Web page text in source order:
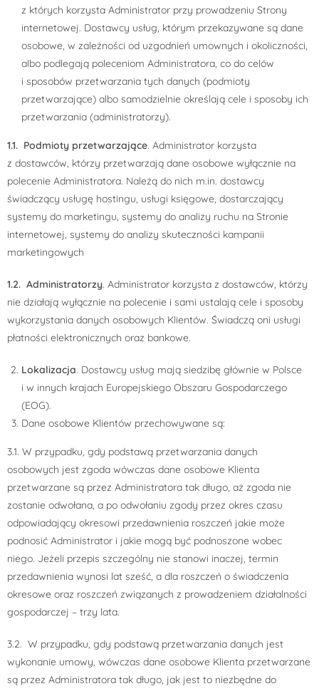
z których korzysta Administrator przy prowadzeniu Strony
internetowej. Dostawcy usług, którym przekazywane są dane
osobowe, w zależności od uzgodnień umownych i okoliczności,
albo podlegają poleceniom Administratora, co do celów
i sposobów przetwarzania tych danych (podmioty
przetwarzające) albo samodzielnie określają cele i sposoby ich
przetwarzania (administratorzy).
1.1. Podmioty przetwarzające. Administrator korzysta
z dostawców, którzy przetwarzają dane osobowe wyłącznie na
polecenie Administratora. Należą do nich m.in. dostawcy
świadczący usługę hostingu, usługi księgowe, dostarczający
systemy do marketingu, systemy do analizy ruchu na Stronie
internetowej, systemy do analizy skuteczności kampanii
marketingowych
1.2. Administratorzy. Administrator korzysta z dostawców, którzy
nie działają wyłącznie na polecenie i sami ustalają cele i sposoby
wykorzystania danych osobowych Klientów. Świadczą oni usługi
płatności elektronicznych oraz bankowe.
Lokalizacja. Dostawcy usług mają siedzibę głównie w Polsce
i w innych krajach Europejskiego Obszaru Gospodarczego
(EOG).
Dane osobowe Klientów przechowywane są:
3.1. W przypadku, gdy podstawą przetwarzania danych
osobowych jest zgoda wówczas dane osobowe Klienta
przetwarzane są przez Administratora tak długo, aż zgoda nie
zostanie odwołana, a po odwołaniu zgody przez okres czasu
odpowiadający okresowi przedawnienia roszczeń jakie może
podnosić Administrator i jakie mogą być podnoszone wobec
niego. Jeżeli przepis szczególny nie stanowi inaczej, termin
przedawnienia wynosi lat sześć, a dla roszczeń o świadczenia
okresowe oraz roszczeń związanych z prowadzeniem działalności
gospodarczej – trzy lata.
3.2. W przypadku, gdy podstawą przetwarzania danych jest
wykonanie umowy, wówczas dane osobowe Klienta przetwarzane
są przez Administratora tak długo, jak jest to niezbędne do